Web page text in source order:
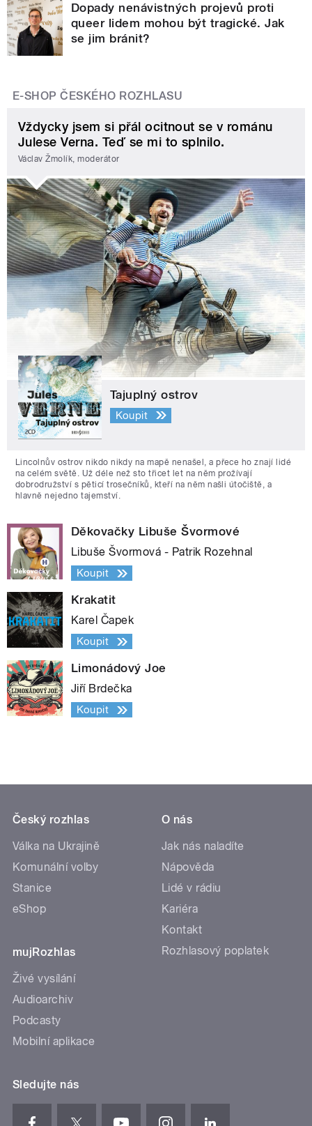
Dopady nenávistných projevů proti
queer lidem mohou být tragické. Jak
se jim bránit?
E-SHOP ČESKÉHO ROZHLASU
Vždycky jsem si přál ocitnout se v románu
Julese Verna. Teď se mi to splnilo.
Václav Žmolík, moderátor
Tajuplný ostrov
Koupit
Lincolnův ostrov nikdo nikdy na mapě nenašel, a přece ho znají lidé
na celém světě. Už déle než sto třicet let na něm prožívají
dobrodružství s pěticí trosečníků, kteří na něm našli útočiště, a
hlavně nejedno tajemství.
Děkovačky Libuše Švormové
Libuše Švormová - Patrik Rozehnal
Koupit
Krakatit
Karel Čapek
Koupit
Limonádový Joe
Jiří Brdečka
Koupit
Český rozhlas
Válka na Ukrajině
Komunální volby
Stanice
eShop
mujRozhlas
Živé vysílání
Audioarchiv
Podcasty
Mobilní aplikace
O nás
Jak nás naladíte
Nápověda
Lidé v rádiu
Kariéra
Kontakt
Rozhlasový poplatek
Sledujte nás